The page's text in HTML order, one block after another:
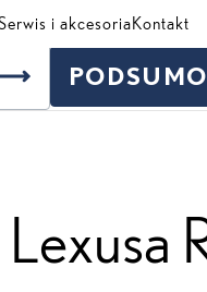
i akcesoriaKontakt